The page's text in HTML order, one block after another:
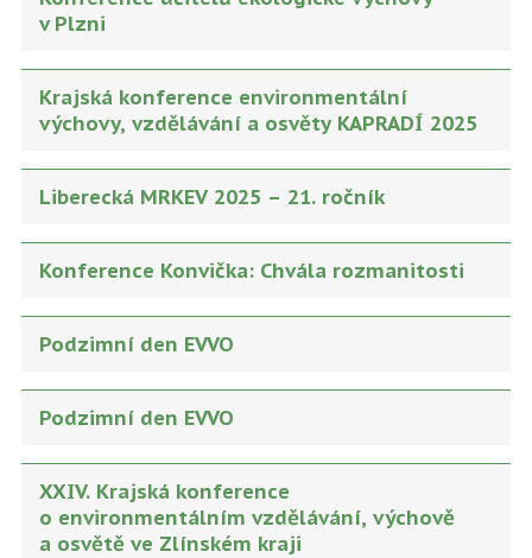
v Plzni
Krajská konference environmentální
výchovy, vzdělávání a osvěty KAPRADÍ 2025
Liberecká MRKEV 2025 – 21. ročník
Konference Konvička: Chvála rozmanitosti
Podzimní den EVVO
Podzimní den EVVO
XXIV. Krajská konference
o environmentálním vzdělávání, výchově
a osvětě ve Zlínském kraji